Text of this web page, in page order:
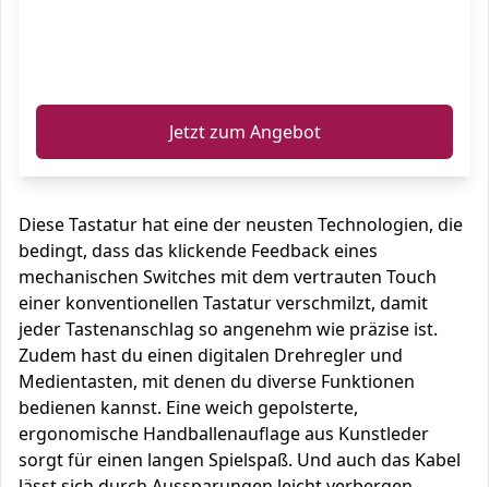
Jetzt zum Angebot
Diese Tastatur hat eine der neusten Technologien, die
bedingt, dass das klickende Feedback eines
mechanischen Switches mit dem vertrauten Touch
einer konventionellen Tastatur verschmilzt, damit
jeder Tastenanschlag so angenehm wie präzise ist.
Zudem hast du einen digitalen Drehregler und
Medientasten, mit denen du diverse Funktionen
bedienen kannst. Eine weich gepolsterte,
ergonomische Handballenauflage aus Kunstleder
sorgt für einen langen Spielspaß. Und auch das Kabel